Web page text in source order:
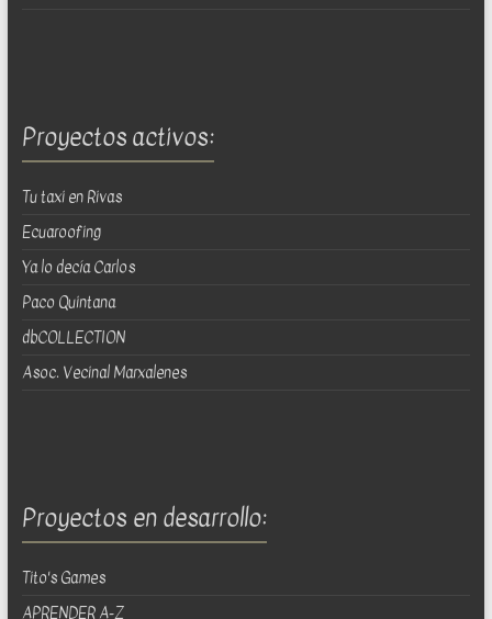
Proyectos activos:
Tu taxi en Rivas
Ecuaroofing
Ya lo decía Carlos
Paco Quintana
dbCOLLECTION
Asoc. Vecinal Marxalenes
Proyectos en desarrollo:
Tito's Games
APRENDER A-Z